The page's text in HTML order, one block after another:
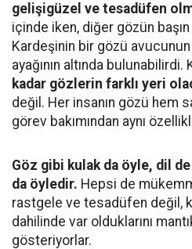
gelişigüzel ve tesadüfen
içinde iken, diğer gözün
Kardeşinin bir gözü
ayağının altında bulunabilirdi.
kadar gözlerin farklı yeri
değil. Her insanın gözü hem
görev bakımından aynı
Göz gibi kulak da öyle, dil
da öyledir. Hepsi de
rastgele ve tesadüfen değil,
dahilinde var olduklarını
gösteriyorlar.